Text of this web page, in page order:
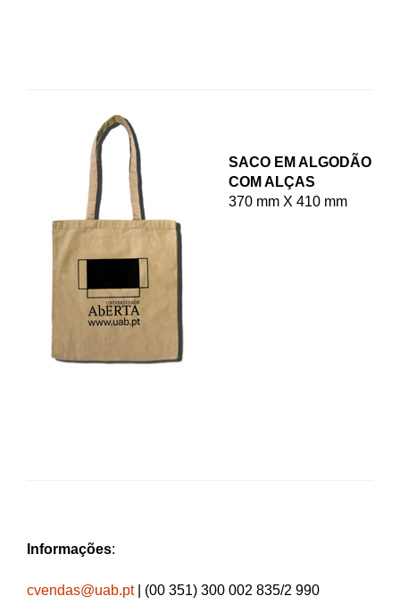
SACO EM ALGODÃO
COM ALÇAS
370 mm X 410 mm
Informações:
cvendas@uab.pt| (00 351) 300 002 835/2 990